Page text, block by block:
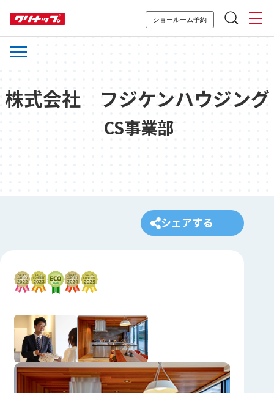
ショールーム予約
株式会社 フジケンハウジング
CS事業部
シェアする